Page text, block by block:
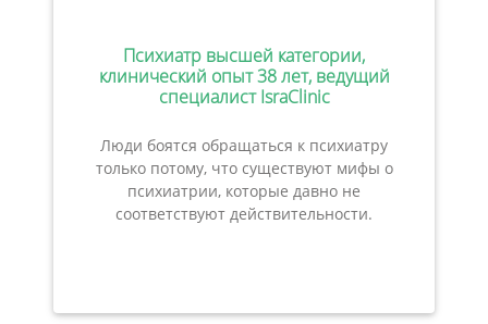
Психиатр высшей категории,
клинический опыт 38 лет, ведущий
специалист IsraClinic
Люди боятся обращаться к психиатру
только потому, что существуют мифы о
психиатрии, которые давно не
соответствуют действительности.